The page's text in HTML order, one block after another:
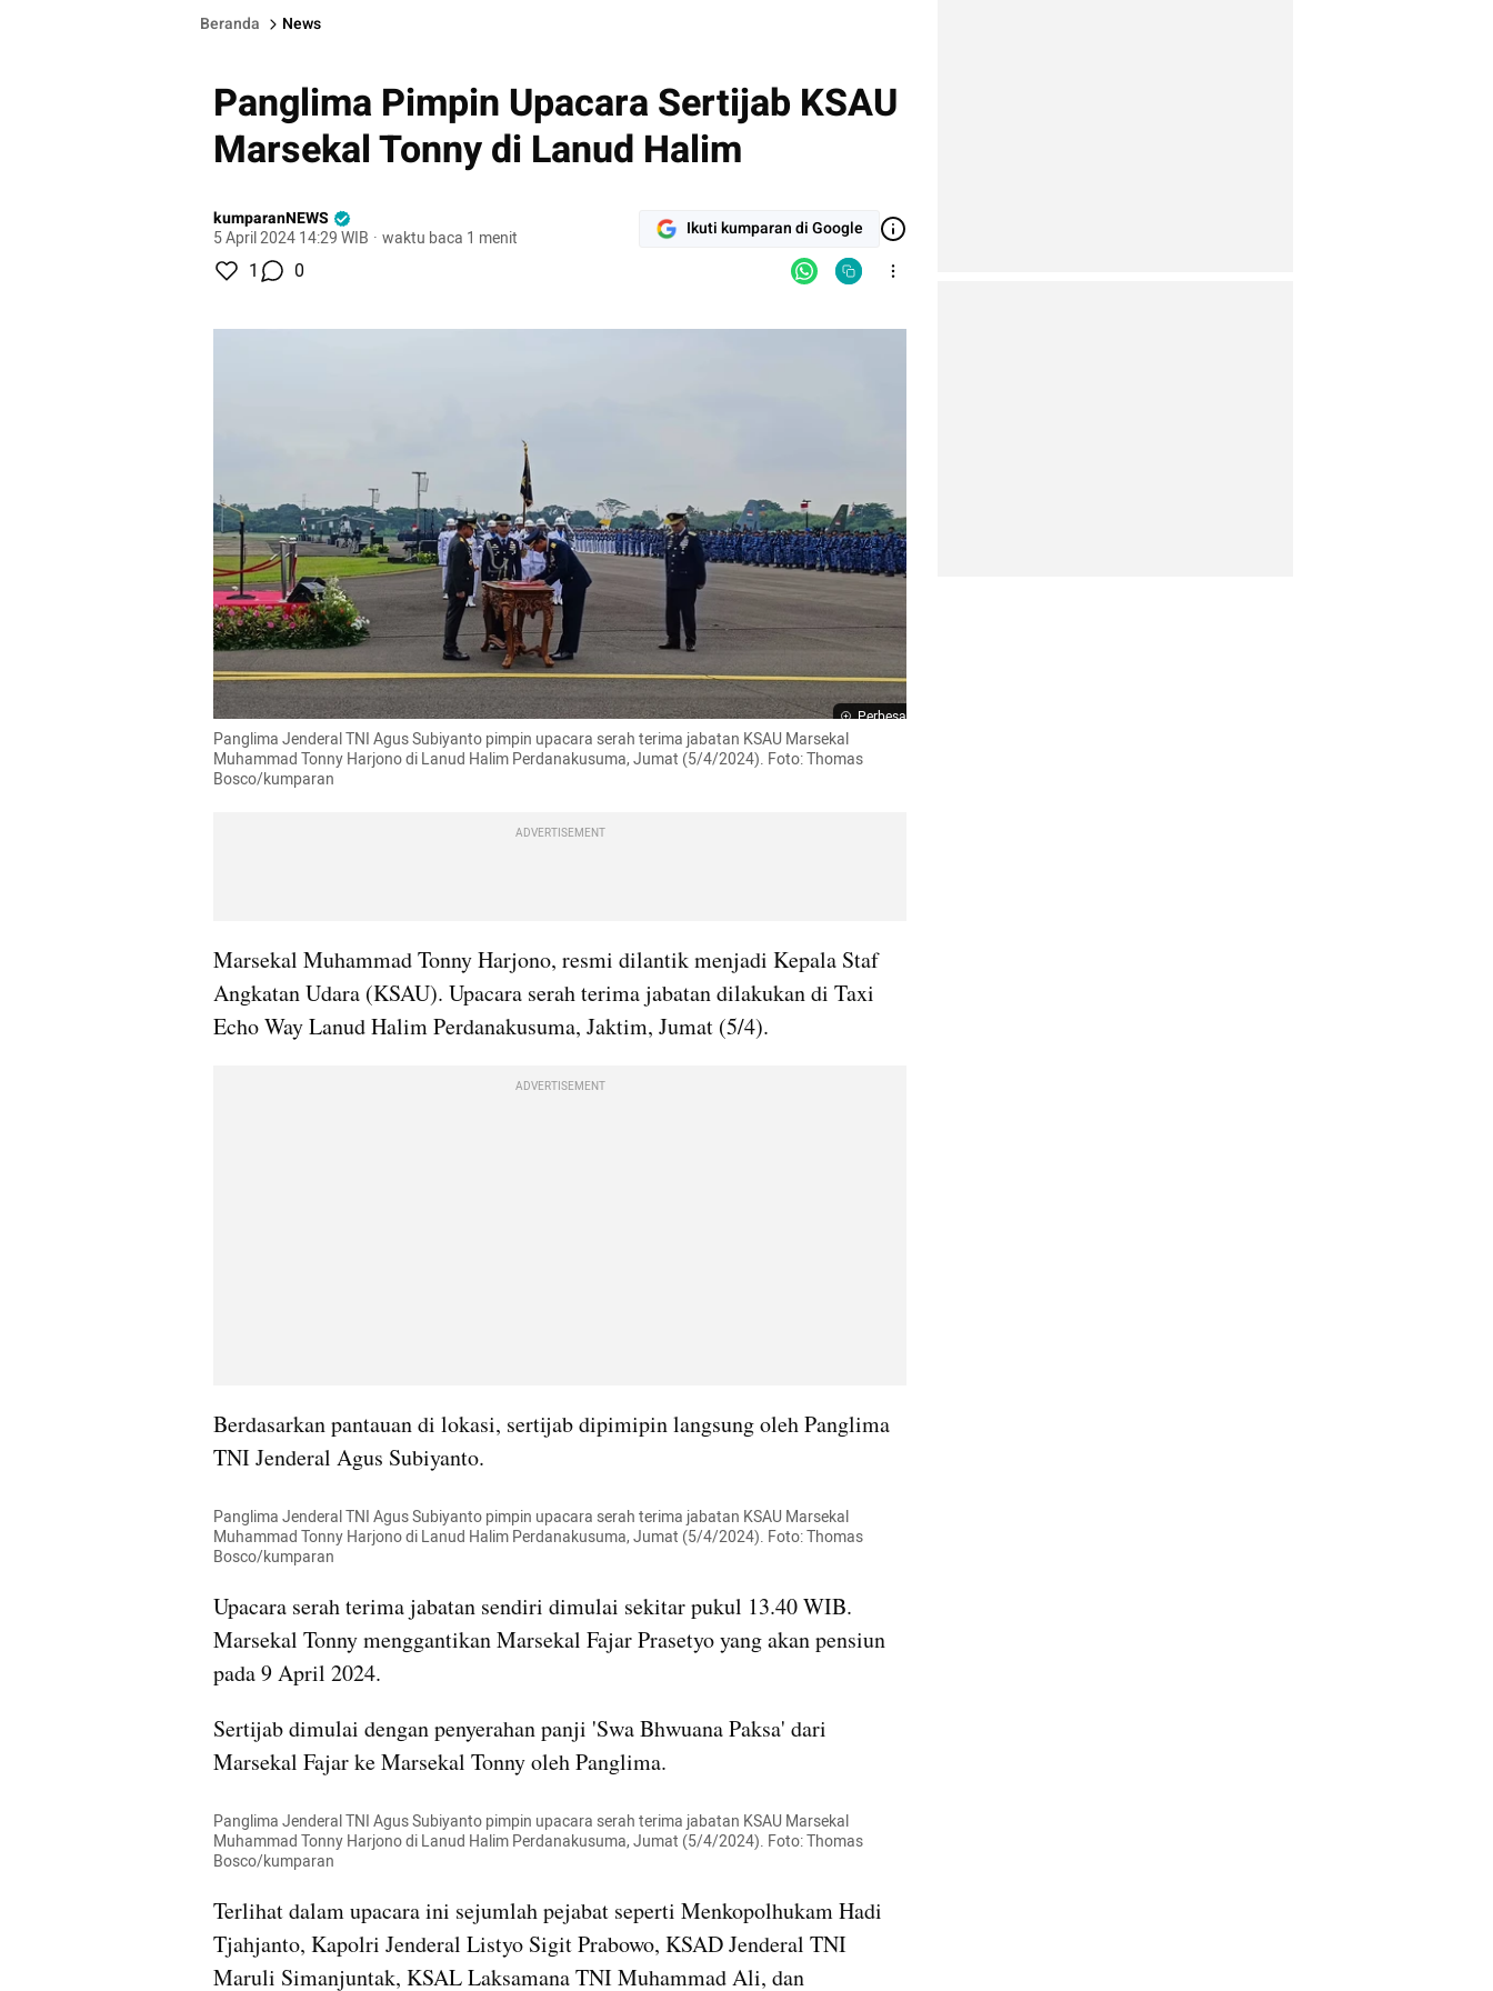
Beranda News
Panglima Pimpin Upacara Sertijab KSAU
Marsekal Tonny di Lanud Halim
kumparanNEWS
5 April 2024 14:29 WIB · waktu baca 1 menit Ikuti kumparan di Google
1 0
Perbesar
Panglima Jenderal TNI Agus Subiyanto pimpin upacara serah terima jabatan KSAU Marsekal
Muhammad Tonny Harjono di Lanud Halim Perdanakusuma, Jumat (5/4/2024). Foto: Thomas
Bosco/kumparan
ADVERTISEMENT
Marsekal Muhammad Tonny Harjono, resmi dilantik menjadi Kepala Staf
Angkatan Udara (KSAU). Upacara serah terima jabatan dilakukan di Taxi
Echo Way Lanud Halim Perdanakusuma, Jaktim, Jumat (5/4).
ADVERTISEMENT
Berdasarkan pantauan di lokasi, sertijab dipimipin langsung oleh Panglima
TNI Jenderal Agus Subiyanto.
Panglima Jenderal TNI Agus Subiyanto pimpin upacara serah terima jabatan KSAU Marsekal
Muhammad Tonny Harjono di Lanud Halim Perdanakusuma, Jumat (5/4/2024). Foto: Thomas
Bosco/kumparan
Upacara serah terima jabatan sendiri dimulai sekitar pukul 13.40 WIB.
Marsekal Tonny menggantikan Marsekal Fajar Prasetyo yang akan pensiun
pada 9 April 2024.
Sertijab dimulai dengan penyerahan panji 'Swa Bhwuana Paksa' dari
Marsekal Fajar ke Marsekal Tonny oleh Panglima.
Panglima Jenderal TNI Agus Subiyanto pimpin upacara serah terima jabatan KSAU Marsekal
Muhammad Tonny Harjono di Lanud Halim Perdanakusuma, Jumat (5/4/2024). Foto: Thomas
Bosco/kumparan
Terlihat dalam upacara ini sejumlah pejabat seperti Menkopolhukam Hadi
Tjahjanto, Kapolri Jenderal Listyo Sigit Prabowo, KSAD Jenderal TNI
Maruli Simanjuntak, KSAL Laksamana TNI Muhammad Ali, dan